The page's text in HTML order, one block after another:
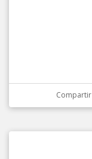
Compartir